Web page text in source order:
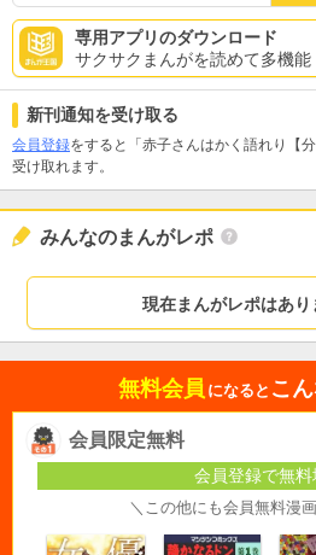
専用アプリのダウンロード
サクサクまんがを読めて多機能
新刊通知を受け取る
会員登録をすると「赤子さんはかく語れり【
受け取れます。
みんなのまんがレポ
現在まんがレポはあり
無料会員 になると こ
会員限定無料
会員登録で無料
＼この他にも会員無料漫